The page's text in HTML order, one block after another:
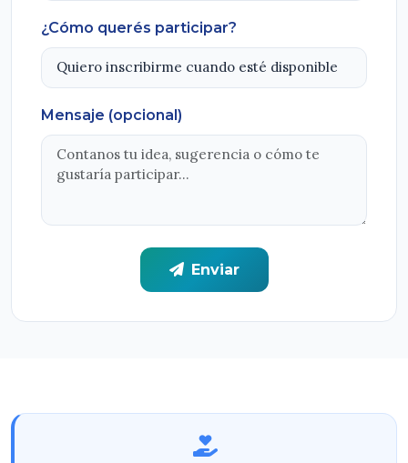
¿Cómo querés participar?
Mensaje (opcional)
Enviar